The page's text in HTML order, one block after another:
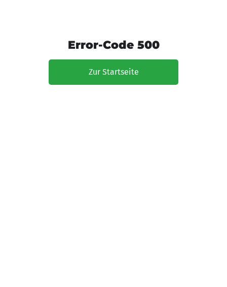
Error-Code 500
Zur Startseite